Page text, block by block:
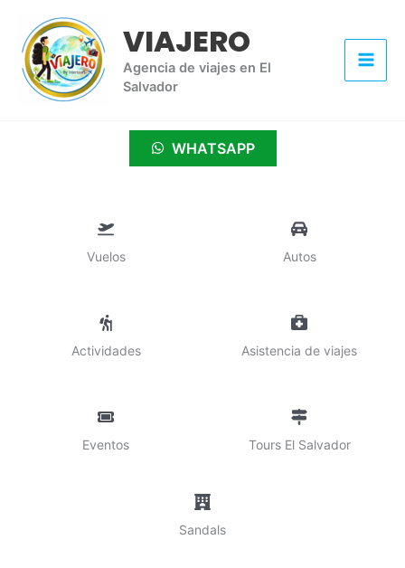
contenido
VIAJERO
Agencia de viajes en El
Salvador
WHATSAPP
Vuelos Autos
Actividades Asistencia de viajes
Eventos Tours El Salvador
Sandals